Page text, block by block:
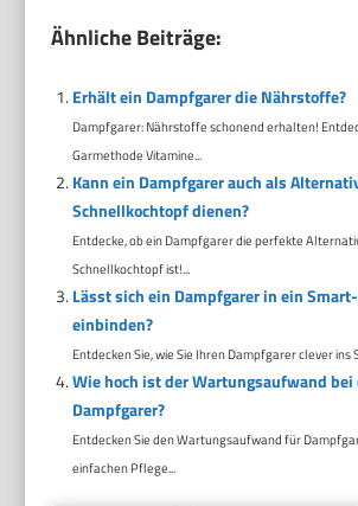
Ähnliche Beiträge:
Erhält ein Dampfgarer die Nährstoffe?
Dampfgarer: Nährstoffe schonend erhalten!
Garmethode Vitamine...
Kann ein Dampfgarer auch als
Schnellkochtopf dienen?
Entdecke, ob ein Dampfgarer die perfekte
Schnellkochtopf ist!...
Lässt sich ein Dampfgarer in ein
einbinden?
Entdecken Sie, wie Sie Ihren Dampfgarer clever ins
Wie hoch ist der Wartungsaufwand bei
Dampfgarer?
Entdecken Sie den Wartungsaufwand für
einfachen Pflege...